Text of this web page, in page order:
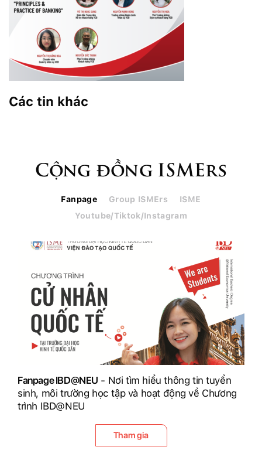
Các tin khác
Cộng đồng ISMErs
Fanpage Group ISMErs
ISME
Youtube/Tiktok/Instagram
Fanpage IBD@NEU - Nơi tìm hiểu thông tin tuyển
sinh, môi trường học tập và hoạt động về Chương
trình IBD@NEU
Tham gia